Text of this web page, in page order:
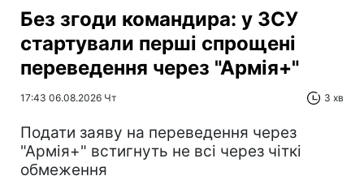
Без згоди командира: у ЗСУ
стартували перші спрощені
переведення через "Армія+"
17:43 06.08.2026 Чт 3 хв
Подати заяву на переведення через
"Армія+" встигнуть не всі через чіткі
обмеження